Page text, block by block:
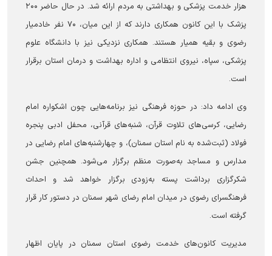
هزار خدمت پزشکی و بهداشتی به مردم ارائه شد. در حال حاضر ۲۰۰
پزشک با این کانون همکاری دارند که از این میان، ۷۰ نفر خادمیار
رضوی و بقیه همیار هستند. همکاری نزدیکی نیز با دانشگاه علوم
پزشکی، سپاه، نیروی انتظامی و اداره بهداشت و درمان استان برقرار
است.
وی ادامه داد: در حوزه فرهنگی نیز برنامه‌هایی چون اشکواره امام
رضایی، کرسی‌های تلاوت قرآن، شنبه‌های قرآنی، محفل ادبی پنجره
فولاد (ثبت‌شده به نام استان سمنان)، و چهارشنبه‌های امام رضایی در
مدارس و مساجد به‌صورت منظم برگزار می‌شود. همچنین جشن
شکرگزاری برداشت پسته به‌زودی برگزار خواهد شد و احداث
فرهنگسرای رضوی در میدان امام رضای شهر سمنان در دستور کار قرار
گرفته است.
مدیریت کانون‌های خدمت رضوی استان سمنان در پایان اظهار